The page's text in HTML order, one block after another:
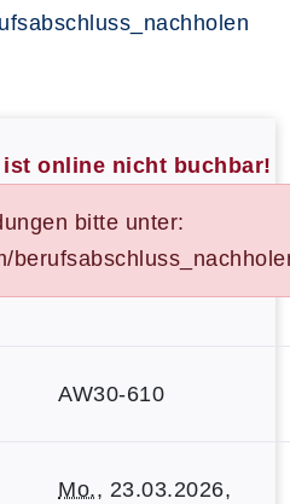
online nicht buchbar!
bitte unter:
AW30-610
Mo., 23.03.2026,